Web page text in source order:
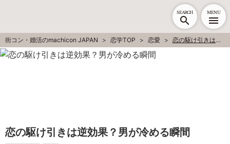
SEARCH MENU
街コン・婚活のmachicon JAPAN 恋学TOP 恋愛 恋の駆け引きは逆効果？男が冷める瞬間
恋の駆け引きは逆効果？男が冷める瞬間